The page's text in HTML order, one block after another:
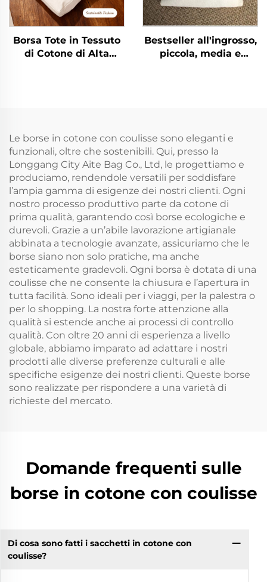
Borsa Tote in Tessuto
di Cotone di Alta
Chiusura a Cerniera,
Media, Borsa Regalo
Pubblicitaria con
Motivo a Lettere
Bestseller all'ingrosso,
piccola, media e
confezione
Le borse in cotone con coulisse sono eleganti e
funzionali, oltre che sostenibili. Qui, presso la
Longgang City Aite Bag Co., Ltd, le progettiamo e
produciamo, rendendole versatili per soddisfare
l’ampia gamma di esigenze dei nostri clienti. Ogni
nostro processo produttivo parte da cotone di
prima qualità, garantendo così borse ecologiche e
durevoli. Grazie a un’abile lavorazione artigianale
abbinata a tecnologie avanzate, assicuriamo che le
borse siano non solo pratiche, ma anche
esteticamente gradevoli. Ogni borsa è dotata di una
coulisse che ne consente la chiusura e l’apertura in
tutta facilità. Sono ideali per i viaggi, per la palestra o
per lo shopping. La nostra forte attenzione alla
qualità si estende anche ai processi di controllo
qualità. Con oltre 20 anni di esperienza a livello
globale, abbiamo imparato ad adattare i nostri
prodotti alle diverse preferenze culturali e alle
specifiche esigenze dei nostri clienti. Queste borse
sono realizzate per rispondere a una varietà di
richieste del mercato.
Domande frequenti sulle
borse in cotone con coulisse
Di cosa sono fatti i sacchetti in cotone con
coulisse?